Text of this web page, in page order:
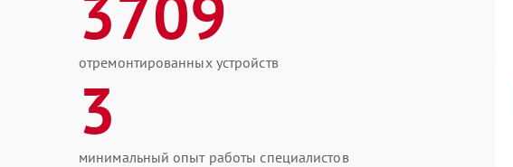
отремонтированных устройств
3
минимальный опыт работы специалистов